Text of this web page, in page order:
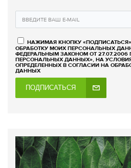
НАЖИМАЯ КНОПКУ
ОБРАБОТКУ МОИХ ПЕРСОНАЛЬНЫХ
ФЕДЕРАЛЬНЫМ ЗАКОНОМ ОТ 27.07.2006
ПЕРСОНАЛЬНЫХ ДАННЫХ», НА
ОПРЕДЕЛЕННЫХ В СОГЛАСИИ НА
ДАННЫХ
ПОДПИСАТЬСЯ